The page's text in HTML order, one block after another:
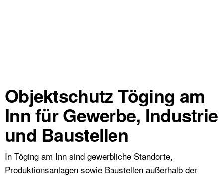
Objektschutz Töging am
Inn für Gewerbe, Industrie
und Baustellen
In Töging am Inn sind gewerbliche Standorte,
Produktionsanlagen sowie Baustellen außerhalb der